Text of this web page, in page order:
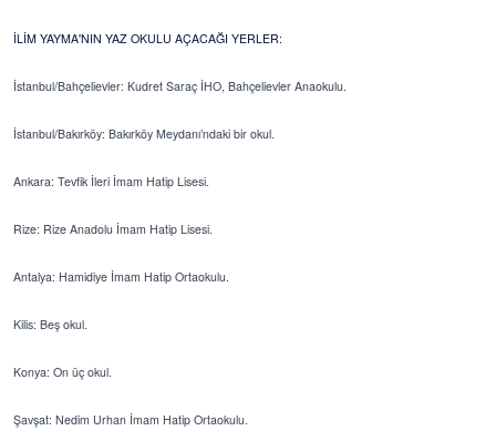
İLİM YAYMA'NIN YAZ OKULU AÇACAĞI YERLER:
İstanbul/Bahçelievler: Kudret Saraç İHO, Bahçelievler Anaokulu.
İstanbul/Bakırköy: Bakırköy Meydanı’ndaki bir okul.
Ankara: Tevfik İleri İmam Hatip Lisesi.
Rize: Rize Anadolu İmam Hatip Lisesi.
Antalya: Hamidiye İmam Hatip Ortaokulu.
Kilis: Beş okul.
Konya: On üç okul.
Şavşat: Nedim Urhan İmam Hatip Ortaokulu.